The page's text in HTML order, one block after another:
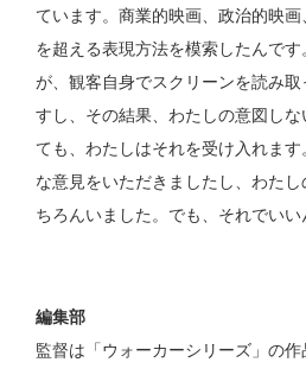
ています。商業的映画、政治的映
を超える表現方法を模索したんで
が、観客自身でスクリーンを読み
すし、その結果、わたしの意図し
ても、わたしはそれを受け入れま
な意見をいただきましたし、わた
ちろんいました。でも、それでいい
編集部
監督は「ウォーカーシリーズ」の